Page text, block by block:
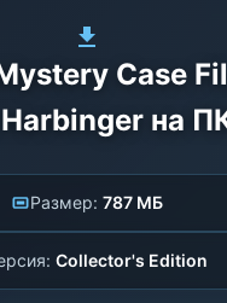
Case
на
Размер: 787 МБ
Collector's Edition